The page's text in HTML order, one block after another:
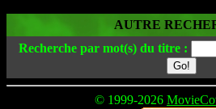
AUTRE
Recherche par mot(s) du titre :
© 1999-2026